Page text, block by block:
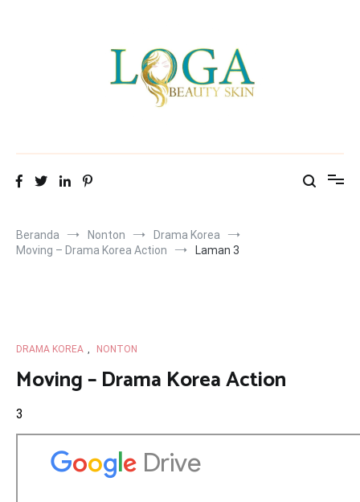
Mitra Loga Beauty Skin
Beranda Nonton
Drama Korea
Moving – Drama Korea Action
Laman 3
DRAMA KOREA , NONTON
Moving – Drama Korea Action
3